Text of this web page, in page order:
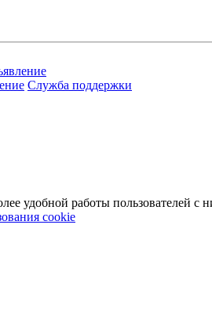
Служба поддержки
удобной работы пользователей
cookie